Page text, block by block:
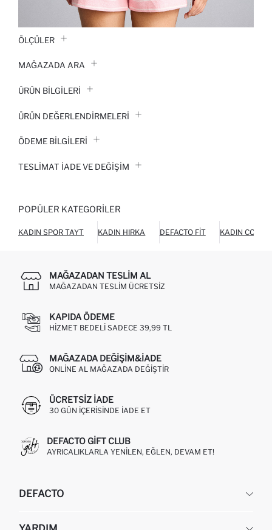
ÖLÇÜLER
MAĞAZADA ARA
ÜRÜN BILGILERI
ÜRÜN DEĞERLENDİRMELERİ
ÖDEME BİLGİLERİ
TESLIMAT İADE VE DEĞIŞIM
POPÜLER KATEGORILER
KADIN SPOR TAYT KADIN HIRKA DEFACTO FIT KADIN COOOL
MAĞAZADAN TESLIM AL
MAĞAZADAN TESLIM ÜCRETSIZ
KAPIDA ÖDEME
HIZMET BEDELI SADECE 39,99 TL
MAĞAZADA DEĞIŞIM&İADE
ONLINE AL MAĞAZADA DEĞIŞTIR
ÜCRETSIZ IADE
30 GÜN IÇERISINDE IADE ET
DEFACTO GIFT CLUB
AYRICALIKLARLA YENILEN, EĞLEN, DEVAM ET!
DEFACTO